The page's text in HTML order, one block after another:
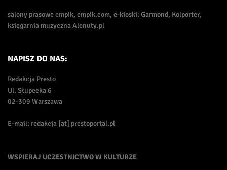
salony prasowe empik, empik.com, e-kioski: Garmond, Kolporter,
księgarnia muzyczna Alenuty.pl
NAPISZ DO NAS:
Redakcja Presto
Ul. Słupecka 6
02-309 Warszawa
E-mail: redakcja [at] prestoportal.pl
WSPIERAJ UCZESTNICTWO W KULTURZE